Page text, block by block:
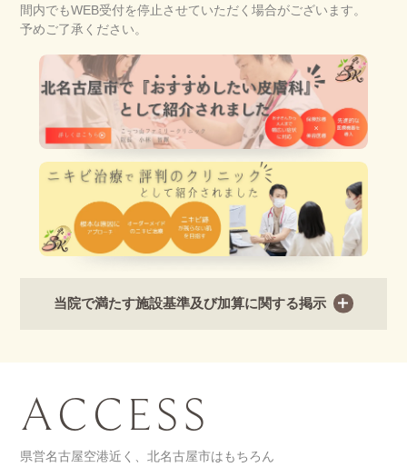
間内でもWEB受付を停止させていただく場合がございます。
予めご了承ください。
当院で満たす施設基準及び加算に関する掲示
ACCESS
県営名古屋空港近く、北名古屋市はもちろん